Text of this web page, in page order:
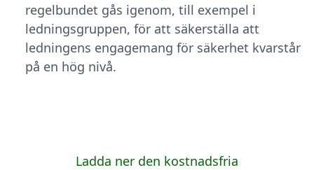
regelbundet gås igenom, till exempel i
ledningsgruppen, för att säkerställa att
ledningens engagemang för säkerhet kvarstår
på en hög nivå.
Ladda ner den kostnadsfria